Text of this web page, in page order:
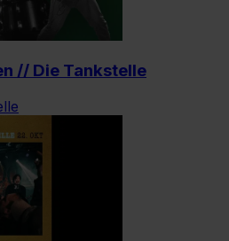
// Die Tankstelle